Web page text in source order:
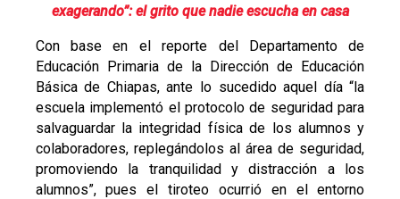
exagerando”: el grito que nadie escucha en casa
Con base en el reporte del Departamento de
Educación Primaria de la Dirección de Educación
Básica de Chiapas, ante lo sucedido aquel día “la
escuela implementó el protocolo de seguridad para
salvaguardar la integridad física de los alumnos y
colaboradores, replegándolos al área de seguridad,
promoviendo la tranquilidad y distracción a los
alumnos”, pues el tiroteo ocurrió en el entorno